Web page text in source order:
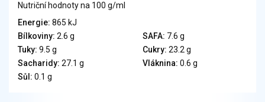
Veganské a vegetariánské výrobky
Tuky
Obiloviny, mouka, cereální výrobky
Chléb, pečivo, křehké chleby, pufované výrobky
Přílohy
Nutriční hodnoty na 100 g/ml
Energie: 865 kJ
Bílkoviny: 2.6 g SAFA: 7.6 g
Tuky: 9.5 g Cukry: 23.2 g
Sacharidy: 27.1 g Vláknina: 0.6 g
Sůl: 0.1 g